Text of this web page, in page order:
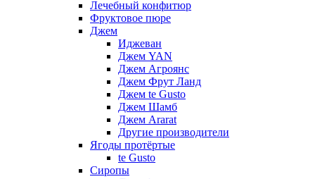
Лечебный конфитюр
Фруктовое пюре
Джем
Иджеван
Джем YAN
Джем Агроянс
Джем Фрут Ланд
Джем te Gusto
Джем Шамб
Джем Ararat
Другие производители
Ягоды протёртые
te Gusto
Сиропы